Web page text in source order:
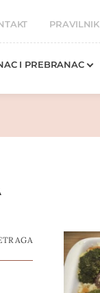
PRAVILNIK
I PREBRANAC